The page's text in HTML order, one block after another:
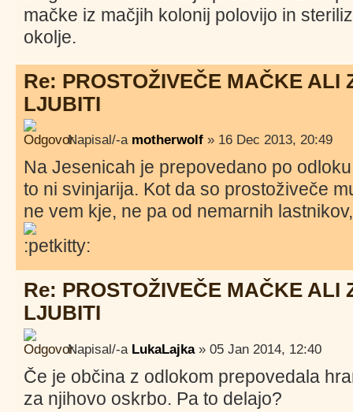
mačke iz mačjih kolonij polovijo in
okolje.
Re: PROSTOŽIVEČE MAČKE ALI
LJUBITI
Napisal/-a motherwolf » 16 Dec 2013, 20:49
Na Jesenicah je prepovedano po
to ni svinjarija. Kot da so prostoživeče
ne vem kje, ne pa od nemarnih
Re: PROSTOŽIVEČE MAČKE ALI
LJUBITI
Napisal/-a LukaLajka» 05 Jan 2014, 12:40
Če je občina z odlokom prepovedala
za njihovo oskrbo. Pa to delajo?